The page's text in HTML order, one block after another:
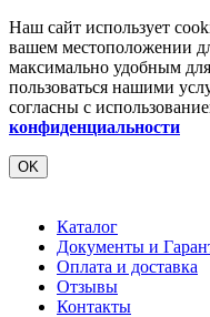
Наш сайт использует
вашем местоположении
максимально удобным
пользоваться нашими
согласны с
конфиденциальности
OK
Каталог
Документы и
Оплата и доставка
Отзывы
Контакты